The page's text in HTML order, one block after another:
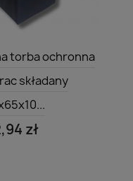
podgląd
torba ochronna
składany
zł